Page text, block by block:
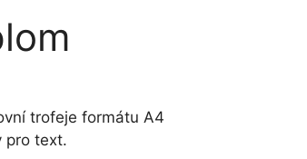
trofeje formátu A4
pro text.